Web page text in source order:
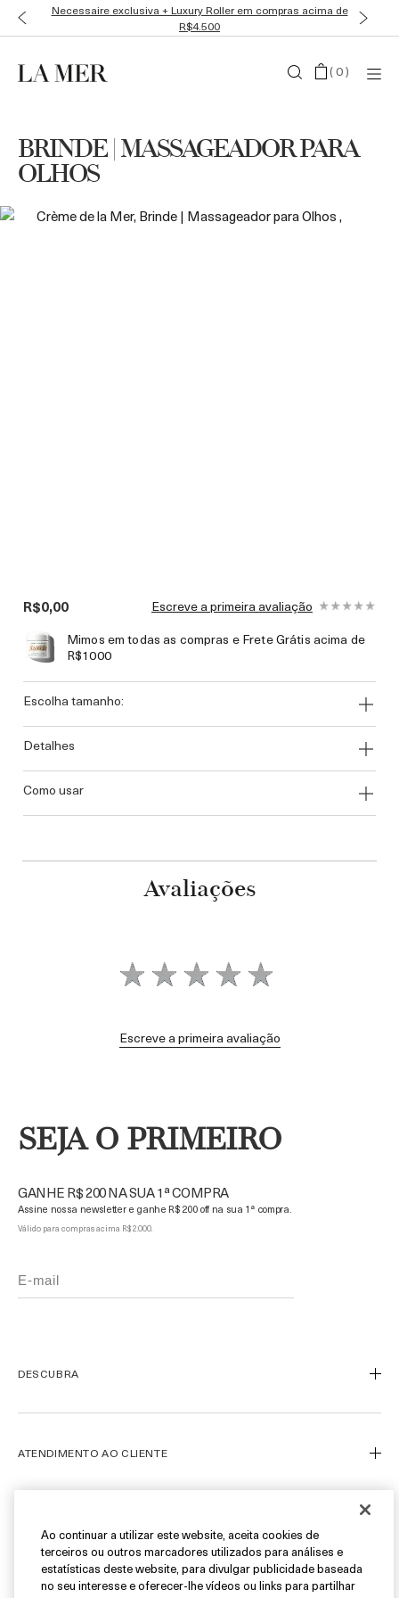
Necessaire exclusiva + Luxury Roller em compras acima de
R$4.500
(0)
BRINDE | MASSAGEADOR PARA
OLHOS
R$0,00
Escreve a primeira avaliação
Mimos em todas as compras e Frete Grátis acima de
R$1000
escolha tamanho:
detalhes
como usar
Avaliações
Escreve a primeira avaliação
SEJA O PRIMEIRO
GANHE R$ 200 NA SUA 1ª COMPRA
Assine nossa newsletter e ganhe R$ 200 off na sua 1ª compra.
Válido para compras acima R$ 2.000.
DESCUBRA
Nossa Arte
Ofertas
ATENDIMENTO AO CLIENTE
Fale Conosco
Personal Shopper
Cancelamentos & Devoluções
SIGA-NOS
Instagram
Ao continuar a utilizar este website, aceita cookies de
terceiros ou outros marcadores utilizados para análises e
estatísticas deste website, para divulgar publicidade baseada
no seu interesse e oferecer-lhe vídeos ou links para partilhar